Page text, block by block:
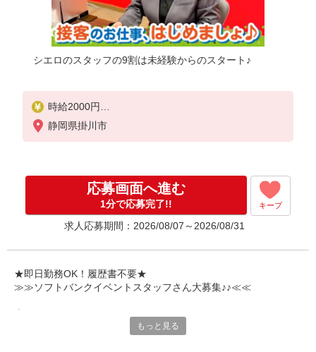
シエロのスタッフの9割は未経験からのスタート♪
時給2000円
+インセンティブ制度・職能評価制度あり
※交通費全額支給（公共交通機関）
゜+゜・。○。・゜+゜・。○。・゜+゜
入社祝い金10万円支給(規定有)
お友達を紹介頂くと,
インセンティブ支給(規定有)
★月2回払い・週払い可能（規程有）★
゜・。○。・゜+゜・。○。・゜+゜
静岡県掛川市
応募画面へ進む
1分で応募完了!! キープ
求人応募期間：2026/08/07～2026/08/31
★即日勤務OK！履歴書不要★
≫≫ソフトバンクイベントスタッフさん大募集♪♪≪≪
職場での不安や悩み事があればもっと見る